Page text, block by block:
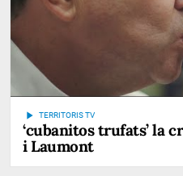
play_arrow TERRITORIS TV
‘cubanitos trufats’ la
i Laumont